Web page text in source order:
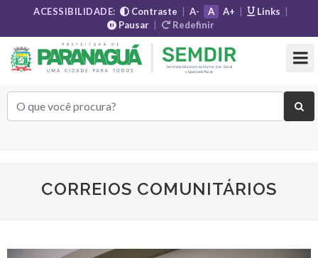
ACESSIBILIDADE: Contraste A- A A+ Links
Pausar
Redefinir
CORREIOS COMUNITÁRIOS